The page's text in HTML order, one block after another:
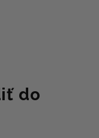
do